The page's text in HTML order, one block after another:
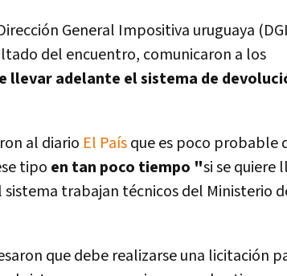
General Impositiva uruguaya
del encuentro, comunicaron a los
llevar adelante el sistema de
al diario El Paí­sque es poco probable
tipo en tan poco tiempo "si se quiere
trabajan técnicos del Ministerio
que debe realizarse una licitación